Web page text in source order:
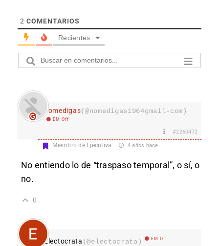
2 COMENTARIOS
Recientes
nomedigas(@nomedigas1964gmail-com)
EM Off
#2260472
Miembro de Ejecutiva 4 años hace
No entiendo lo de “traspaso temporal”, o sí, o
no.
0
Electocrata (@electocrata) EM Off